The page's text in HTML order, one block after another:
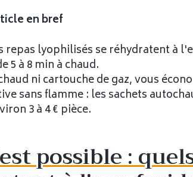
en bref
repas lyophilisés se réhydratent à
5 à 8 min à chaud.
ni cartouche de gaz, vous
sans flamme : les sachets
3 à 4 € pièce.
possible :